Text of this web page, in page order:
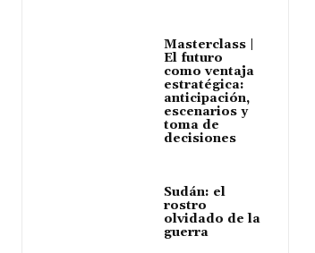
Masterclass |
El futuro
como ventaja
estratégica:
anticipación,
escenarios y
toma de
decisiones
Sudán: el
rostro
olvidado de la
guerra